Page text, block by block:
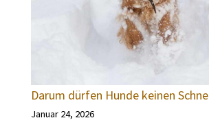
Darum dürfen Hunde keinen
Januar 24, 2026